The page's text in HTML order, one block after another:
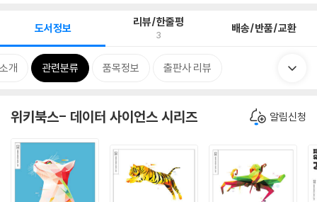
도서정보 리뷰/한줄평
3 배송/반품/교환
개 관련분류 품목정보 출판사 리뷰
위키북스- 데이터 사이언스 시리즈 알림신청